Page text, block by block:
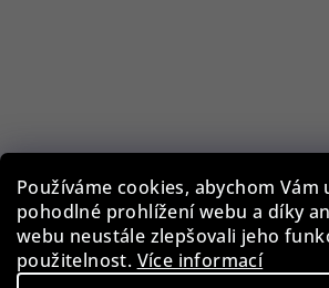
Používáme cookies, abychom Vám
pohodlné prohlížení webu a díky
webu neustále zlepšovali jeho
použitelnost. Více informací
Pouzdro na brýle BLB-EWC-
119 Kč
Skladem